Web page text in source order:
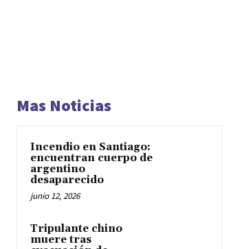
Mas Noticias
Incendio en Santiago:
encuentran cuerpo de
argentino
desaparecido
junio 12, 2026
Tripulante chino
muere tras